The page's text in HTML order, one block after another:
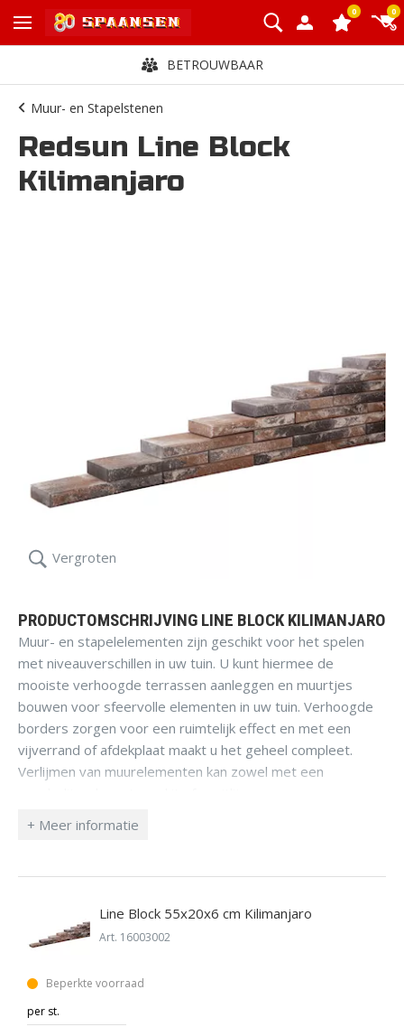
0 0
BETROUWBAAR
Muur- en Stapelstenen
Redsun Line Block
Kilimanjaro
Vergroten
PRODUCTOMSCHRIJVING LINE BLOCK KILIMANJARO
Muur- en stapelelementen zijn geschikt voor het spelen
met niveauverschillen in uw tuin. U kunt hiermee de
mooiste verhoogde terrassen aanleggen en muurtjes
bouwen voor sfeervolle elementen in uw tuin. Verhoogde
borders zorgen voor een ruimtelijk effect en met een
vijverrand of afdekplaat maakt u het geheel compleet.
Verlijmen van muurelementen kan zowel met een
Line Block 55x20x6 cm Kilimanjaro
Art. 16003002
Beperkte voorraad
per st.